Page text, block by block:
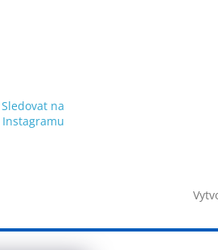
Sledovat na
Instagramu